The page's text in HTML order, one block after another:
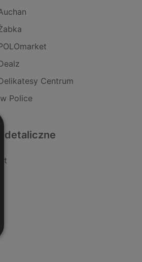
Centrum
Police
detaliczne